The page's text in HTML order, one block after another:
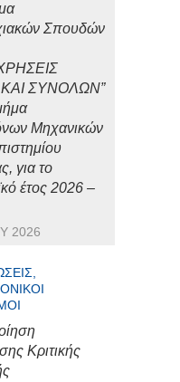
Σπουδών
ΚΑΙ ΣΥΝΟΛΩΝ”
Μηχανικών
για το
έτος 2026 –
2026
Κριτικής